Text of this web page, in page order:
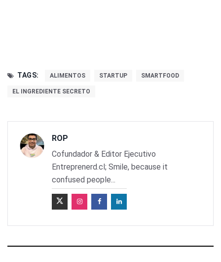
TAGS: ALIMENTOS STARTUP SMARTFOOD
EL INGREDIENTE SECRETO
ROP
Cofundador & Editor Ejecutivo
Entreprenerd.cl; Smile, because it
confused people...